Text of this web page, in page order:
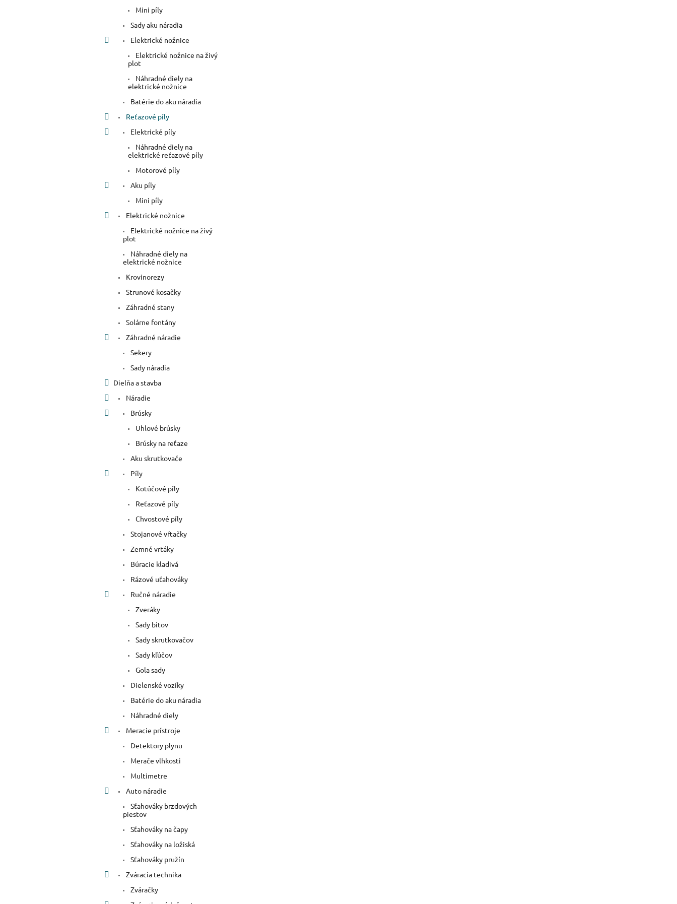
Mini píly
Sady aku náradia
Elektrické nožnice
Elektrické nožnice na živý
plot
Náhradné diely na
elektrické nožnice
Batérie do aku náradia
Reťazové píly
Elektrické píly
Náhradné diely na
elektrické reťazové píly
Motorové píly
Aku píly
Mini píly
Elektrické nožnice
Elektrické nožnice na živý
plot
Náhradné diely na
elektrické nožnice
Krovinorezy
Strunové kosačky
Záhradné stany
Solárne fontány
Záhradné náradie
Sekery
Sady náradia
Dielňa a stavba
Náradie
Brúsky
Uhlové brúsky
Brúsky na reťaze
Aku skrutkovače
Píly
Kotúčové píly
Reťazové píly
Chvostové píly
Stojanové vŕtačky
Zemné vrtáky
Búracie kladivá
Rázové uťahováky
Ručné náradie
Zveráky
Sady bitov
Sady skrutkovačov
Sady kľúčov
Gola sady
Dielenské vozíky
Batérie do aku náradia
Náhradné diely
Meracie prístroje
Detektory plynu
Merače vlhkosti
Multimetre
Auto náradie
Sťahováky brzdových
piestov
Sťahováky na čapy
Sťahováky na ložiská
Sťahováky pružín
Zváracia technika
Zváračky